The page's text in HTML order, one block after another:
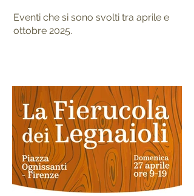
Eventi che si sono svolti tra aprile e
ottobre 2025.